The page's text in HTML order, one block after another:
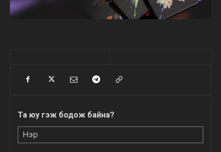
Та юу гэж бодож байна?